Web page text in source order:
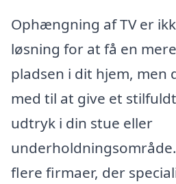
Ophængning af TV er
løsning for at få en
pladsen i dit hjem, men
med til at give et
udtryk i din stue eller
flere firmaer, der